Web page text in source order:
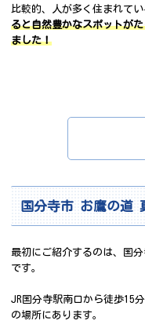
比較的、人が多く住まれて
ると自然豊かなスポットが
ました！
国分寺市 お鷹の道
最初にご紹介するのは、国
です。
JR国分寺駅南口から徒歩15
の場所にあります。